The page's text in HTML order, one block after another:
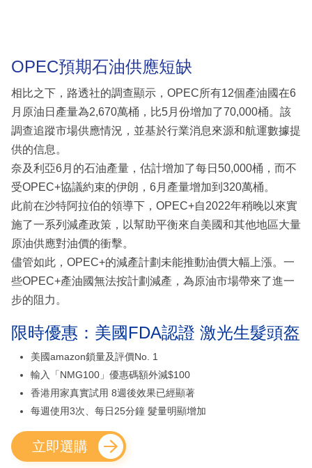
OPEC預期石油供應短缺
相比之下，路透社的調查顯示，OPEC所有12個產油國在6
月原油日產量為2,670萬桶，比5月份增加了70,000桶。該
調查追蹤市場供應情況，並基於行業消息來源和航運數據提
供的信息。
奈及利亞6月的石油產量，估計增加了每日50,000桶，而不
受OPEC+協議約束的伊朗，6月產量增加到320萬桶。
此前在沙特阿拉伯的領導下，OPEC+自2022年稍晚以來實
施了一系列減產政策，以幫助平衡來自美國和其他地區大量
原油供應對油價的衝擊。
儘管如此，OPEC+的減產計劃未能推動油價大幅上漲。一
些OPEC+產油國無法按計劃減產，為原油市場帶來了進一
步的阻力。
限時優惠：美國FDA認證 激光生髮頭盔
美國amazon鎖量及評價No. 1
輸入「NMG100」優惠碼額外減$100
香港用家真實試用 8週後效果已經顯著
每週使用3次、每日25分鐘 髮量明顯增加
立即選購